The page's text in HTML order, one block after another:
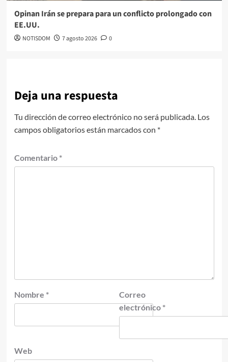
Opinan Irán se prepara para un conflicto prolongado con
EE.UU.
NOTISDOM 7 agosto 2026 0
Deja una respuesta
Tu dirección de correo electrónico no será publicada. Los
campos obligatorios están marcados con *
Comentario *
Nombre *
Correo
electrónico *
Web